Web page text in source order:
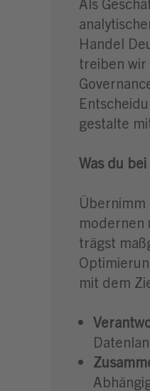
Handel
treiben wir
gestalte
Was du
modernen
trägst
mit dem